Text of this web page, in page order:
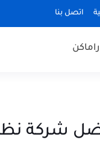
اتصل بنا
اماكن